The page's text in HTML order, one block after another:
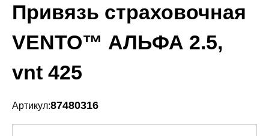
Привязь страховочная
VENTO™ АЛЬФА 2.5,
vnt 425
Артикул:87480316